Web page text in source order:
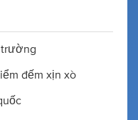
trường
đếm xịn xò